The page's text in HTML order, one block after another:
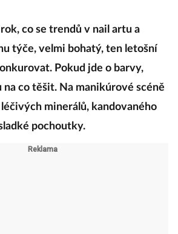
co se trendů v nail artu a
týče, velmi bohatý, ten letošní
Pokud jde o barvy,
na co těšit. Na manikúrové scéně
minerálů, kandovaného
pochoutky.